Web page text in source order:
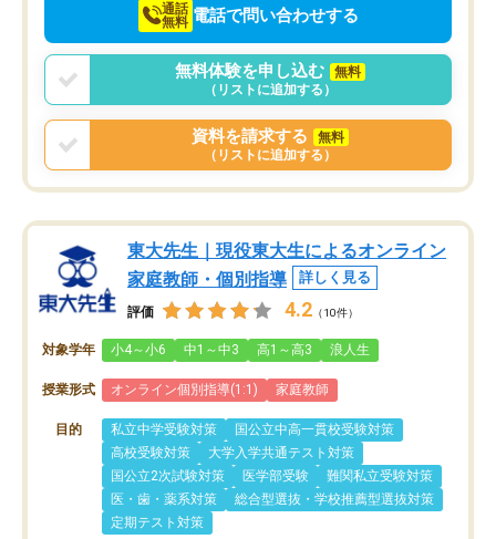
通話
無料 電話で問い合わせする
無料体験を申し込む
無料
（リストに追加する）
資料を請求する
無料
（リストに追加する）
東大先生｜現役東大生によるオンライン
家庭教師・個別指導
詳しく見る
評価 4.2 （10件）
対象学年 小4～小6 中1～中3 高1～高3 浪人生
授業形式 オンライン個別指導(1:1) 家庭教師
目的 私立中学受験対策
国公立中高一貫校受験対策
高校受験対策
大学入学共通テスト対策
国公立2次試験対策
医学部受験
難関私立受験対策
医・歯・薬系対策
総合型選抜・学校推薦型選抜対策
定期テスト対策